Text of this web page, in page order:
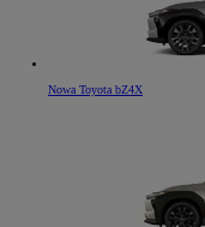
Nowa Toyota bZ4X